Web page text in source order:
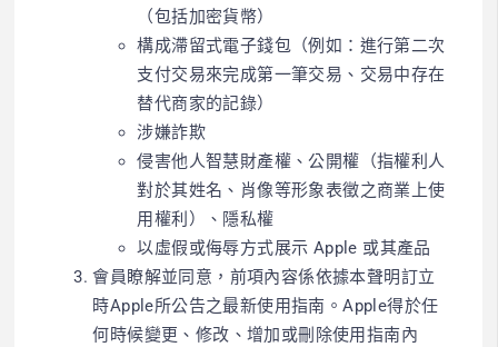
（包括加密貨幣）
構成滯留式電子錢包（例如：進行第二次
支付交易來完成第一筆交易、交易中存在
替代商家的記錄）
涉嫌詐欺
侵害他人智慧財產權、公開權（指權利人
對於其姓名、肖像等形象表徵之商業上使
用權利）、隱私權
以虛假或侮辱方式展示 Apple 或其產品
會員瞭解並同意，前項內容係依據本聲明訂立
時Apple所公告之最新使用指南。Apple得於任
何時候變更、修改、增加或刪除使用指南內